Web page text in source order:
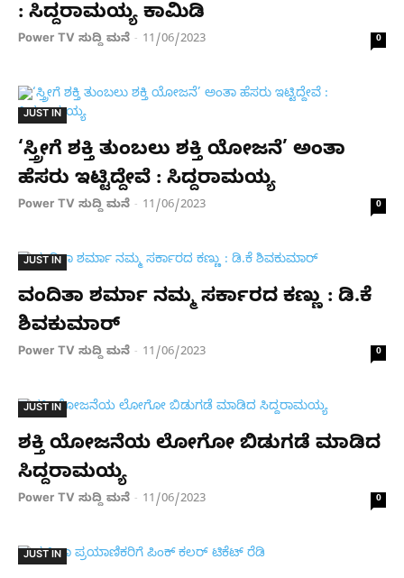
: ಸಿದ್ದರಾಮಯ್ಯ ಕಾಮಿಡಿ
Power TV ಸುದ್ದಿ ಮನೆ - 11/06/2023 0
JUST IN
‘ಸ್ತ್ರೀಗೆ ಶಕ್ತಿ ತುಂಬಲು ಶಕ್ತಿ ಯೋಜನೆ’ ಅಂತಾ
ಹೆಸರು ಇಟ್ಟಿದ್ದೇವೆ : ಸಿದ್ದರಾಮಯ್ಯ
Power TV ಸುದ್ದಿ ಮನೆ - 11/06/2023 0
JUST IN
ವಂದಿತಾ ಶರ್ಮಾ ನಮ್ಮ ಸರ್ಕಾರದ ಕಣ್ಣು : ಡಿ.ಕೆ
ಶಿವಕುಮಾರ್
Power TV ಸುದ್ದಿ ಮನೆ - 11/06/2023 0
JUST IN
ಶಕ್ತಿ ಯೋಜನೆಯ ಲೋಗೋ ಬಿಡುಗಡೆ ಮಾಡಿದ
ಸಿದ್ದರಾಮಯ್ಯ
Power TV ಸುದ್ದಿ ಮನೆ - 11/06/2023 0
JUST IN